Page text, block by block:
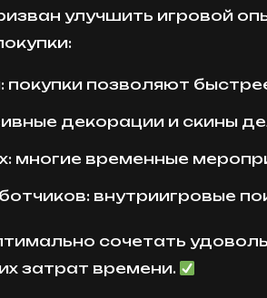
улучшить игровой
позволяют
декорации и скины
многие временные
внутриигровые
сочетать
затрат времени.